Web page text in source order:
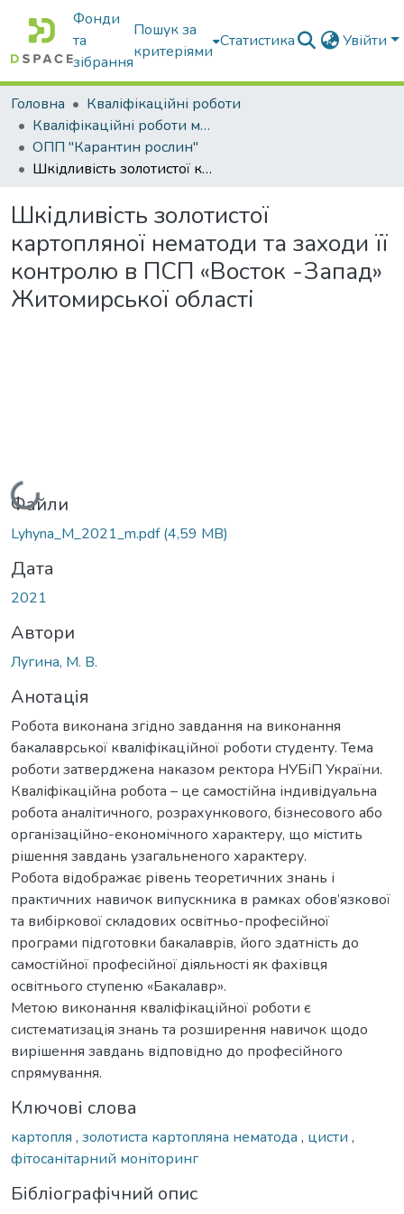
Фонди
та
зібрання
Пошук за
критеріями
Статистика Увійти
Головна
Кваліфікаційні роботи
Кваліфікаційні роботи магістрів
ОПП "Карантин рослин"
Шкідливість золотистої картопляної нематоди та заходи її контролю в ПСП «Восток -Запад» Житомирської області
Шкідливість золотистої
картопляної нематоди та заходи її
контролю в ПСП «Восток -Запад»
Житомирської області
Вантажиться...
Файли
Lyhyna_M_2021_m.pdf(4,59 MB)
Дата
2021
Автори
Лугина, М. В.
Анотація
Робота виконана згідно завдання на виконання
бакалаврської кваліфікаційної роботи студенту. Тема
роботи затверджена наказом ректора НУБіП України.
Кваліфікаційна робота – це самостійна індивідуальна
робота аналітичного, розрахункового, бізнесового або
організаційно-економічного характеру, що містить
рішення завдань узагальненого характеру.
Робота відображає рівень теоретичних знань і
практичних навичок випускника в рамках обов’язкової
та вибіркової складових освітньо-професійної
програми підготовки бакалаврів, його здатність до
самостійної професійної діяльності як фахівця
освітнього ступеню «Бакалавр».
Метою виконання кваліфікаційної роботи є
систематизація знань та розширення навичок щодо
вирішення завдань відповідно до професійного
спрямування.
Ключові слова
картопля , золотиста картопляна нематода , цисти ,
фітосанітарний моніторинг
Бібліографічний опис